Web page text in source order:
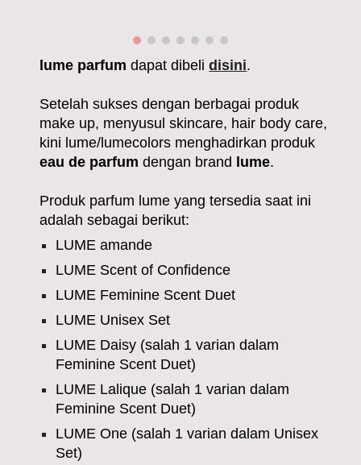
lume parfumdapat dibelidisini.
Setelah sukses dengan berbagai produk
make up, menyusul skincare, hair body care,
kini lume/lumecolors menghadirkan produk
eau de parfumdengan brand lume.
Produk parfum lumeyang tersedia saat ini
adalah sebagai berikut:
LUMEamande
LUME Scent of Confidence
LUME Feminine Scent Duet
LUME Unisex Set
LUME Daisy (salah 1 varian dalam
Feminine Scent Duet)
LUME Lalique (salah 1 varian dalam
Feminine Scent Duet)
LUME One (salah 1 varian dalam Unisex
Set)